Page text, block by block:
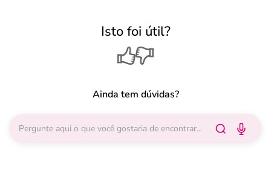
Isto foi útil?
Ainda tem dúvidas?